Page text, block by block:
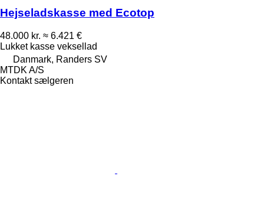
Hejseladskasse med Ecotop
48.000 kr. ≈ 6.421 €
Lukket kasse veksellad
Danmark, Randers SV
MTDK A/S
Kontakt sælgeren